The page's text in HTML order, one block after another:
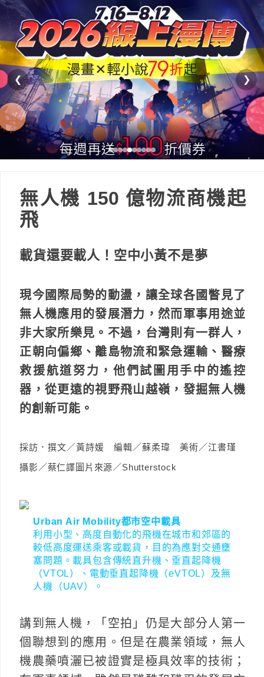
❮ ❯
無人機 150 億物流商機起
飛
載貨還要載人！空中小黃不是夢
現今國際局勢的動盪，讓全球各國瞥見了
無人機應用的發展潛力，然而軍事用途並
非大家所樂見。不過，台灣則有一群人，
正朝向偏鄉、離島物流和緊急運輸、醫療
救援航道努力，他們試圖用手中的遙控
器，從更遠的視野飛山越嶺，發掘無人機
的創新可能。
採訪．撰文／黃詩媛 編輯／蘇柔瑋 美術／江書瑾
攝影／蔡仁譯圖片來源／Shutterstock
Urban Air Mobility都市空中載具
利用小型、高度自動化的飛機在城市和郊區的
較低高度運送乘客或載貨，目的為應對交通壅
塞問題。載具包含傳統直升機、垂直起降機
（VTOL）、電動垂直起降機（eVTOL）及無
人機（UAV）。
講到無人機，「空拍」仍是大部分人第一
個聯想到的應用。但是在農業領域，無人
機農藥噴灑已被證實是極具效率的技術；